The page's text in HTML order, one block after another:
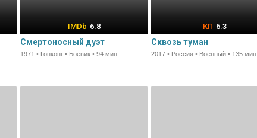
6.8
Смертоносный дуэт
1971 • Гонконг • Боевик • 94 мин.
6.3
Сквозь туман
2017 • Россия • Военный • 135 мин.